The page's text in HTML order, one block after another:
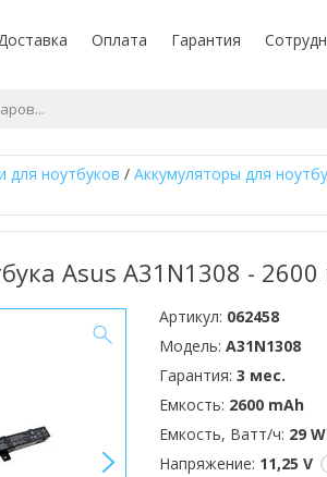
Оплата Гарантия
для ноутбуков / Аккумуляторы для
Asus A31N1308 -
Артикул: 062458
Модель: A31N1308
Гарантия: 3 мес.
Емкость: 2600 mAh
Емкость, Ватт/ч: 29
Напряжение: 11,25 V